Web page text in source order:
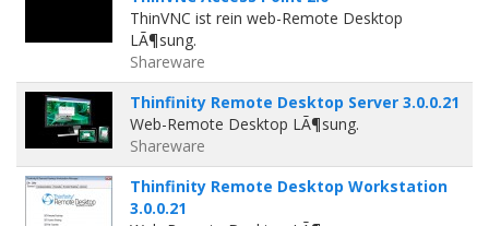
ThinVNC ist rein web-Remote Desktop
LÃ¶sung.
Shareware
Thinfinity Remote Desktop Server 3.0.0.21
Web-Remote Desktop LÃ¶sung.
Shareware
Thinfinity Remote Desktop Workstation
3.0.0.21